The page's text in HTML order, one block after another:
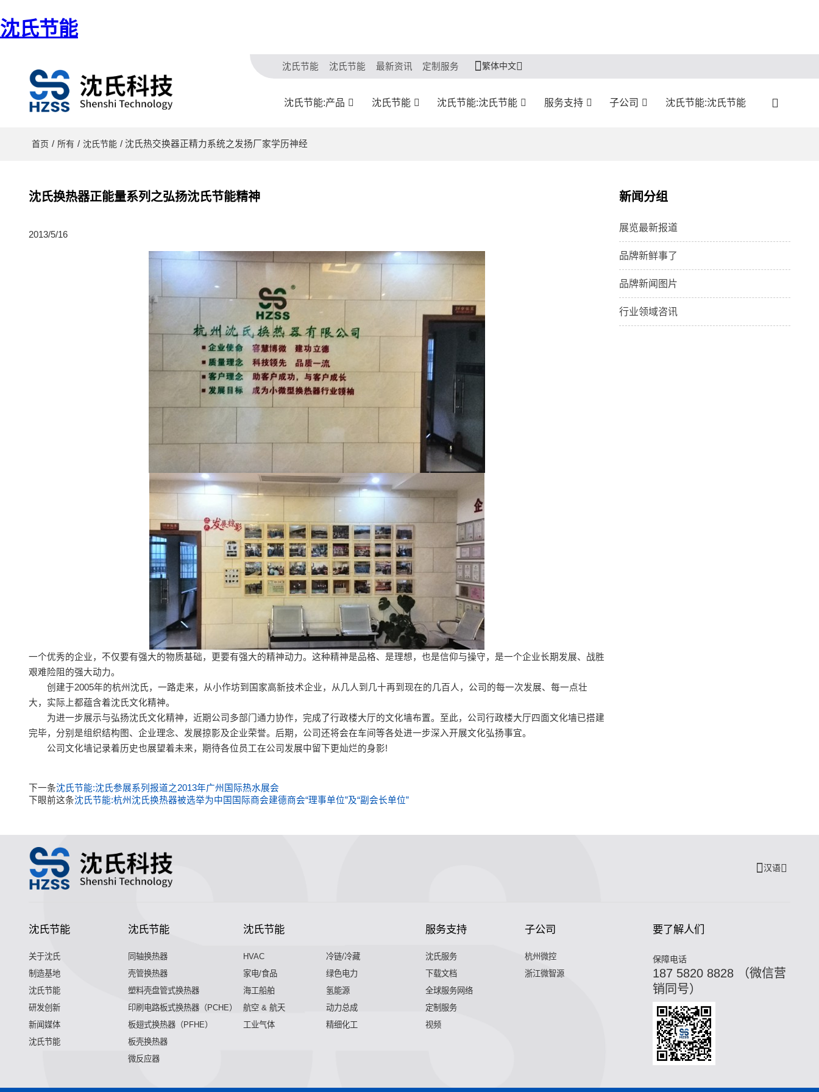
沈氏节能
沈氏节能 沈氏节能 最新资讯 定制服务 繁体中文
沈氏节能:产品 沈氏节能 沈氏节能:沈氏节能 服务支持 子公司 沈氏节能:沈氏节能
首页 / 所有 / 沈氏节能 / 沈氏热交换器正精力系统之发扬厂家学历神经
沈氏换热器正能量系列之弘扬沈氏节能精神
2013/5/16
一个优秀的企业，不仅要有强大的物质基础，更要有强大的精神动力。这种精神是品格、是理想，也是信仰与操守，是一个企业长期发展、战胜
艰难险阻的强大动力。
创建于2005年的杭州沈氏，一路走来，从小作坊到国家高新技术企业，从几人到几十再到现在的几百人，公司的每一次发展、每一点壮
大，实际上都蕴含着沈氏文化精神。
为进一步展示与弘扬沈氏文化精神，近期公司多部门通力协作，完成了行政楼大厅的文化墙布置。至此，公司行政楼大厅四面文化墙已搭建
完毕，分别是组织结构图、企业理念、发展掠影及企业荣誉。后期，公司还将会在车间等各处进一步深入开展文化弘扬事宜。
公司文化墙记录着历史也展望着未来，期待各位员工在公司发展中留下更灿烂的身影!
下一条沈氏节能:沈氏参展系列报道之2013年广州国际热水展会
下眼前这条沈氏节能:杭州沈氏换热器被选举为中国国际商会建德商会“理事单位”及“副会长单位”
新闻分组
展览最新报道
品牌新鲜事了
品牌新闻图片
行业领域咨讯
汉语
沈氏节能
关于沈氏
制造基地
沈氏节能
研发创新
新闻媒体
沈氏节能
沈氏节能
同轴换热器
壳管换热器
塑料壳盘管式换热器
印刷电路板式换热器（PCHE）
板翅式换热器（PFHE）
板壳换热器
微反应器
沈氏节能
HVAC
冷链/冷藏
家电/食品
绿色电力
海工船舶
氢能源
航空 & 航天
动力总成
工业气体
精细化工
服务支持
沈氏服务
下载文档
全球服务网络
定制服务
视频
子公司
杭州微控
浙江微智源
要了解人们
保障电话
187 5820 8828 （微信营
销同号）